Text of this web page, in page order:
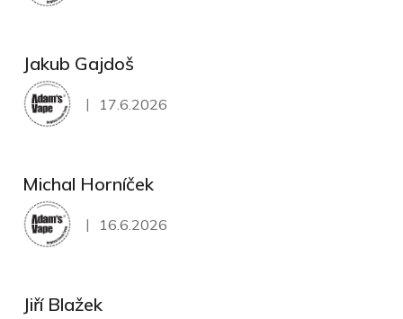
Jakub Gajdoš
Hodnocení obchodu je 5 z 5 hvězdiček.
| 17.6.2026
Michal Horníček
Hodnocení obchodu je 5 z 5 hvězdiček.
| 16.6.2026
Jiří Blažek